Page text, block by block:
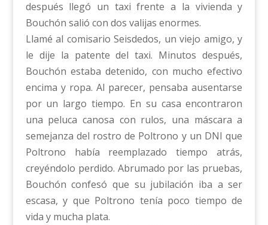
después llegó un taxi frente a la vivienda y
Bouchón salió con dos valijas enormes.
Llamé al comisario Seisdedos, un viejo amigo, y
le dije la patente del taxi. Minutos después,
Bouchón estaba detenido, con mucho efectivo
encima y ropa. Al parecer, pensaba ausentarse
por un largo tiempo. En su casa encontraron
una peluca canosa con rulos, una máscara a
semejanza del rostro de Poltrono y un DNI que
Poltrono había reemplazado tiempo atrás,
creyéndolo perdido. Abrumado por las pruebas,
Bouchón confesó que su jubilación iba a ser
escasa, y que Poltrono tenía poco tiempo de
vida y mucha plata.